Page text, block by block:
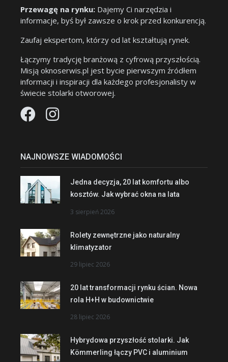
Przewagę na rynku: Dajemy Ci narzędzia i
informacje, byś był zawsze o krok przed konkurencją.
Zaufaj ekspertom, którzy od lat kształtują rynek.
Łączymy tradycję branżową z cyfrową przyszłością.
Misją oknoserwis.pl jest bycie pierwszym źródłem
informacji i inspiracji dla każdego profesjonalisty w
świecie stolarki otworowej.
NAJNOWSZE WIADOMOŚCI
Jedna decyzja, 20 lat komfortu albo
kosztów. Jak wybrać okna na lata
3 sierpień 2026
Rolety zewnętrzne jako naturalny
klimatyzator
29 lipiec 2026
20 lat transformacji rynku ścian. Nowa
rola H+H w budownictwie
28 lipiec 2026
Hybrydowa przyszłość stolarki. Jak
Kömmerling łączy PVC i aluminium